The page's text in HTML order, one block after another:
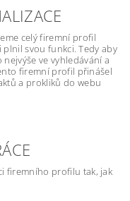
celý firemní profil
svou funkci. Tedy aby
ve vyhledávání a
firemní profil přinášel
a prokliků do webu
firemního profilu tak, jak